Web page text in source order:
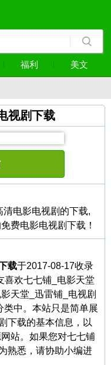
福利 美文
视剧下载
电影电视剧的下载,
费电影电视剧下载！
载于2017-08-17收录
喜欢七七铺_电影天堂
天堂_迅雷铺_电视剧
类中。本站只是简单展
下载的基本信息，以
站。如果您对七七铺
熟悉，请协助小编进